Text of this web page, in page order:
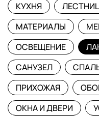
КУХНЯ
МАТЕРИАЛЫ
ОСВЕЩЕНИЕ
САНУЗЕЛ
ПРИХОЖАЯ
ОКНА И ДВЕРИ